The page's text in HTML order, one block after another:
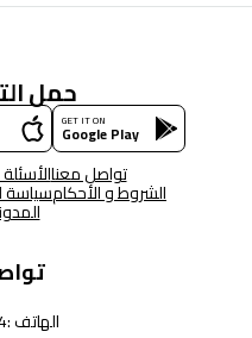
حمل
GET IT ON
Google Play
تواصل معنا
الشروط و الأحكامسياسة
الهاتف :